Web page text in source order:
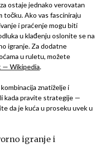
ostaje jednako verovatan
točku. Ako vas fasciniraju
i praćenje mogu biti
u klađenju oslonite se na
igranje. Za dodatne
u ruletu, možete
— Wikipedia.
znatiželje i
kada pravite strategije —
da je kuća u proseku uvek u
igranje i